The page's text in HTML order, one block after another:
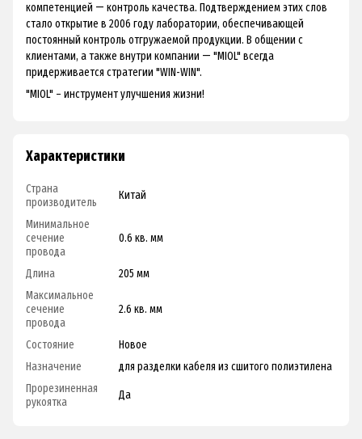
компетенцией ― контроль качества. Подтверждением этих слов
стало открытие в 2006 году лаборатории, обеспечивающей
постоянный контроль отгружаемой продукции. В общении с
клиентами, а также внутри компании ― "MIOL" всегда
придерживается стратегии "WIN-WIN".
"MIOL" – инструмент улучшения жизни!
Характеристики
Страна
производитель
Китай
Минимальное
сечение
провода
0.6 кв. мм
Длина
205 мм
Максимальное
сечение
провода
2.6 кв. мм
Состояние
Новое
Назначение
для разделки кабеля из сшитого полиэтилена
Прорезиненная
рукоятка
Да